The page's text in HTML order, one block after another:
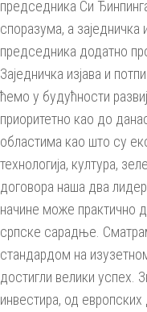
председника Си
споразума, а заједничка
председника додатно
Заједничка изјава и
ћемо у будућности
приоритетно као до
областима као што су
технологија, култура,
договора наша два
начине може практично
српске сарадње.
стандардом на
достигли велики успех.
инвестира, од